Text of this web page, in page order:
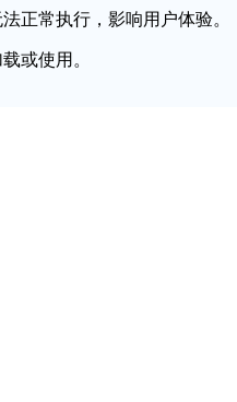
正常执行，影响用户体验。
或使用。